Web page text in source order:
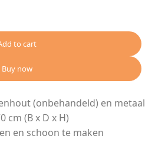
to cart
Buy now
(onbehandeld) en metaal
cm (B x D x H)
en schoon te maken